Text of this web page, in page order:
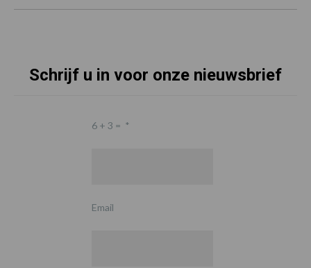
Schrijf u in voor onze nieuwsbrief
6 + 3 = *
Email